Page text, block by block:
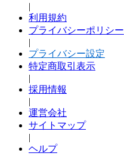
|
利用規約
プライバシーポリシー
|
プライバシー設定
特定商取引表示
|
採用情報
|
運営会社
サイトマップ
|
ヘルプ